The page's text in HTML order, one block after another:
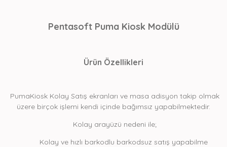
Pentasoft Puma Kiosk Modülü
Ürün Özellikleri
PumaKiosk Kolay Satış ekranları ve masa adisyon takip olmak
üzere birçok işlemi kendi içinde bağımsız yapabilmektedir.
Kolay arayüzü nedeni ile;
Kolay ve hızlı barkodlu barkodsuz satış yapabilme